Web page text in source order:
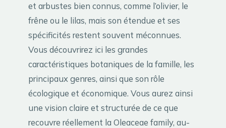
et arbustes bien connus, comme l’olivier, le
frêne ou le lilas, mais son étendue et ses
spécificités restent souvent méconnues.
Vous découvrirez ici les grandes
caractéristiques botaniques de la famille, les
principaux genres, ainsi que son rôle
écologique et économique. Vous aurez ainsi
une vision claire et structurée de ce que
recouvre réellement la Oleaceae family, au-